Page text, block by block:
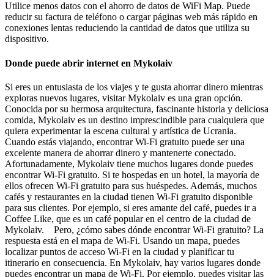
Utilice menos datos con el ahorro de datos de WiFi Map. Puede
reducir su factura de teléfono o cargar páginas web más rápido en
conexiones lentas reduciendo la cantidad de datos que utiliza su
dispositivo.
Donde puede abrir internet en Mykolaiv
Si eres un entusiasta de los viajes y te gusta ahorrar dinero mientras
exploras nuevos lugares, visitar Mykolaiv es una gran opción.
Conocida por su hermosa arquitectura, fascinante historia y deliciosa
comida, Mykolaiv es un destino imprescindible para cualquiera que
quiera experimentar la escena cultural y artística de Ucrania.
Cuando estás viajando, encontrar Wi-Fi gratuito puede ser una
excelente manera de ahorrar dinero y mantenerte conectado.
Afortunadamente, Mykolaiv tiene muchos lugares donde puedes
encontrar Wi-Fi gratuito. Si te hospedas en un hotel, la mayoría de
ellos ofrecen Wi-Fi gratuito para sus huéspedes. Además, muchos
cafés y restaurantes en la ciudad tienen Wi-Fi gratuito disponible
para sus clientes. Por ejemplo, si eres amante del café, puedes ir a
Coffee Like, que es un café popular en el centro de la ciudad de
Mykolaiv. Pero, ¿cómo sabes dónde encontrar Wi-Fi gratuito? La
respuesta está en el mapa de Wi-Fi. Usando un mapa, puedes
localizar puntos de acceso Wi-Fi en la ciudad y planificar tu
itinerario en consecuencia. En Mykolaiv, hay varios lugares donde
puedes encontrar un mapa de Wi-Fi. Por ejemplo, puedes visitar las